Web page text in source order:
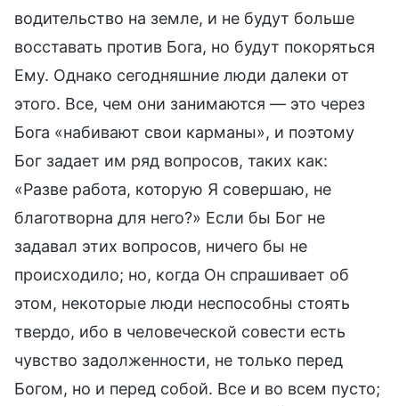
водительство на земле, и не будут больше
восставать против Бога, но будут покоряться
Ему. Однако сегодняшние люди далеки от
этого. Все, чем они занимаются — это через
Бога «набивают свои карманы», и поэтому
Бог задает им ряд вопросов, таких как:
«Разве работа, которую Я совершаю, не
благотворна для него?» Если бы Бог не
задавал этих вопросов, ничего бы не
происходило; но, когда Он спрашивает об
этом, некоторые люди неспособны стоять
твердо, ибо в человеческой совести есть
чувство задолженности, не только перед
Богом, но и перед собой. Все и во всем пусто;